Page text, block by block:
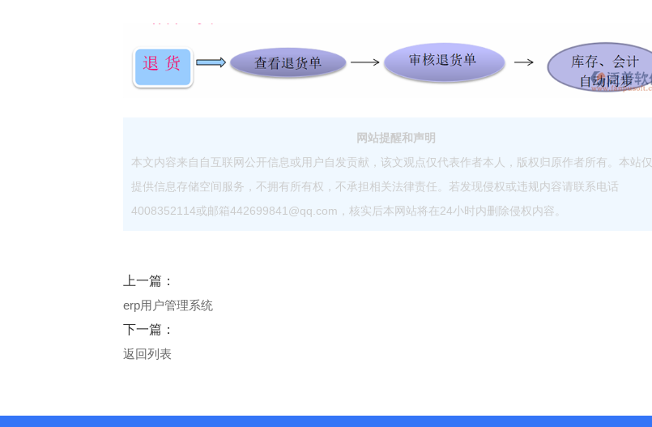
网站提醒和声明
本文内容来自自互联网公开信息或用户自发贡献，该文观点仅代表作者本人，版权归原作者所有。本站仅
提供信息存储空间服务，不拥有所有权，不承担相关法律责任。若发现侵权或违规内容请联系电话
4008352114或邮箱442699841@qq.com，核实后本网站将在24小时内删除侵权内容。
上一篇：
erp用户管理系统
下一篇：
返回列表